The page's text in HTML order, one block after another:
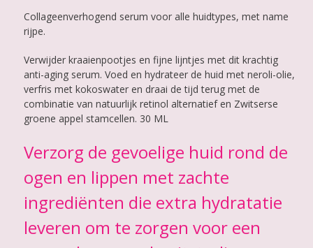
Collageenverhogend serum voor alle huidtypes, met name
rijpe.
Verwijder kraaienpootjes en fijne lijntjes met dit krachtig
anti-aging serum. Voed en hydrateer de huid met neroli-olie,
verfris met kokoswater en draai de tijd terug met de
combinatie van natuurlijk retinol alternatief en Zwitserse
groene appel stamcellen. 30 ML
Verzorg de gevoelige huid rond de
ogen en lippen met zachte
ingrediënten die extra hydratatie
leveren om te zorgen voor een